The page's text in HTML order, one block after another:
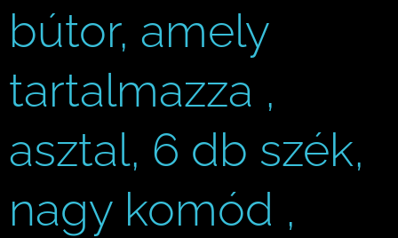
bútor, amely
tartalmazza ,
asztal, 6 db szék,
nagy komód ,